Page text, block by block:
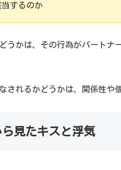
するのか
うかは、その行為がパートナ
されるかどうかは、関係性や
見たキスと浮気